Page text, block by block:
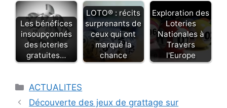
Les bénéfices
insoupçonnés
des loteries
gratuites…
LOTO® : récits
surprenants de
ceux qui ont
marqué la
chance
Exploration des
Loteries
Nationales à
Travers
l'Europe
Catégories
ACTUALITES
Découverte des jeux de grattage sur